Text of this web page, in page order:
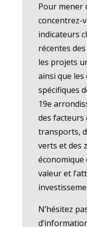
Pour mener
concentrez-
indicateurs
récentes
les projets
ainsi que
spécifiques
19e
des facteurs
transports,
verts et des
économique
valeur et
N’hésitez